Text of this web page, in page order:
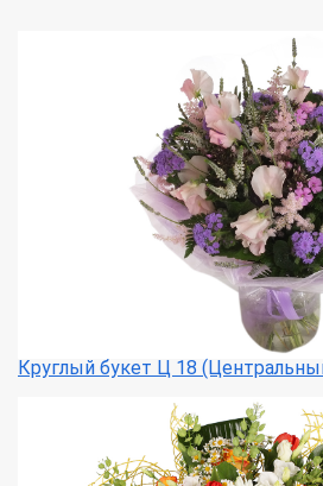
Круглый букет Ц 18